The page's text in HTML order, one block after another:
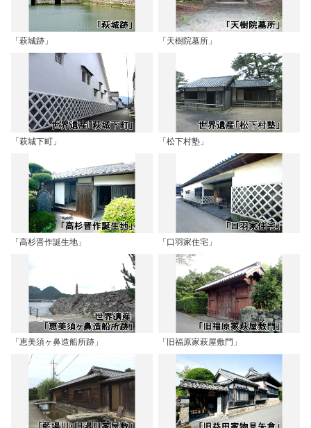
「萩城跡」 「天樹院墓所」
「萩城下町」 「松下村塾」
「高杉晋作誕生地」 「口羽家住宅」
「恵美須ヶ鼻造船所跡」 「旧福原家萩屋敷門」